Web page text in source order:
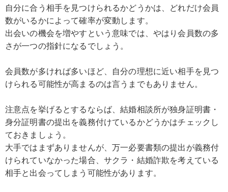
自分に合う相手を見つけられるかどうかは、どれだけ会員
数がいるかによって確率が変動します。
出会いの機会を増やすという意味では、やはり会員数の多
さが一つの指針になるでしょう。
会員数が多ければ多いほど、自分の理想に近い相手を見つ
けられる可能性が高まるのは言うまでもありません。
注意点を挙げるとするならば、結婚相談所が独身証明書・
身分証明書の提出を義務付けているかどうかはチェックし
ておきましょう。
大手ではまずありませんが、万一必要書類の提出が義務付
けられていなかった場合、サクラ・結婚詐欺を考えている
相手と出会ってしまう可能性があります。